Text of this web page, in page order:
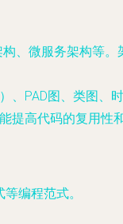
、微服务架构等
PAD图、类图、时
提高代码的复用性
编程范式。